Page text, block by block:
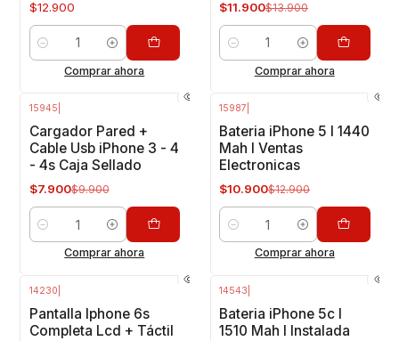
$12.900
Cantidad
Comprar ahora
$11.900$13.900
Cantidad
Comprar ahora
15945
Cargador Pared +
Cable Usb iPhone 3 - 4
- 4s Caja Sellado
$7.900$9.900
Cantidad
Comprar ahora
15987
Bateria iPhone 5 I 1440
Mah I Ventas
Electronicas
$10.900$12.900
Cantidad
Comprar ahora
14230
Pantalla Iphone 6s
Completa Lcd + Táctil
14543
Bateria iPhone 5c I
1510 Mah I Instalada